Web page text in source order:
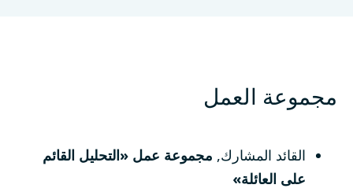
مجموعة العمل
القائد المشارك, مجموعة عمل «التحليل القائم
على العائلة»